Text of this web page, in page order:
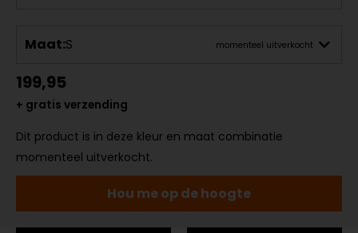
Maat:S momenteel uitverkocht
199,95
+ gratis verzending
Dit product is in deze kleur en maat combinatie
momenteel uitverkocht.
Hou me op de hoogte